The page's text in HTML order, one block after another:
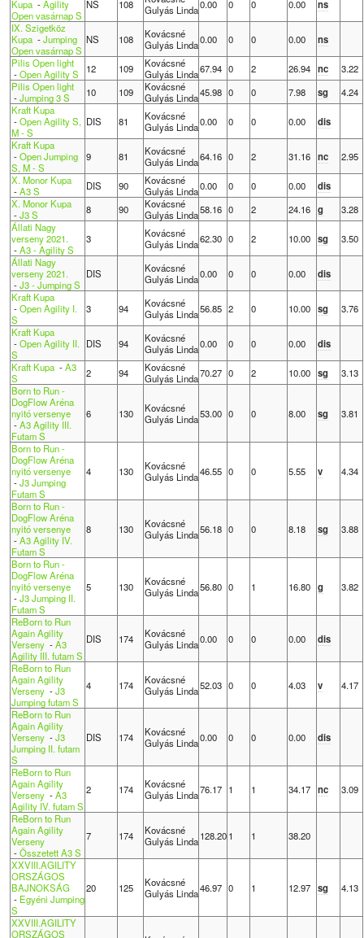
Kupa-Agility
Open vasárnap S
NS 108
Gulyás Linda0.00 0 0 0.00
ns
IX. Szigetköz
Kupa-Jumping
Open vasárnap S
NS 108
Kovácsné
Gulyás Linda0.00 0 0 0.00
ns
Pilis Open light
-Open Agility S 12 109
Kovácsné
Gulyás Linda67.94 0 2 26.94 nc
3.22
Pilis Open light
-Jumping 3 S 10 109
Kovácsné
Gulyás Linda45.98 0 0 7.98 sg
4.24
Kraft Kupa
-Open Agility S,
M - S
DIS 81
Kovácsné
Gulyás Linda0.00 0 0 0.00
dis
Kraft Kupa
-Open Jumping
S, M - S
9 81
Kovácsné
Gulyás Linda64.16 0 2 31.16 nc
2.95
X. Monor Kupa
-A3 S DIS 90
Kovácsné
Gulyás Linda0.00 0 0 0.00
dis
X. Monor Kupa
-J3 S 8 90
Kovácsné
Gulyás Linda58.16 0 2 24.16 g
3.28
Állati Nagy
verseny 2021.
-A3 - Agility S
3
Kovácsné
Gulyás Linda62.30 0 2 10.00 sg
3.50
Állati Nagy
verseny 2021.
-J3 - Jumping S
DIS
Kovácsné
Gulyás Linda0.00 0 0 0.00
dis
Kraft Kupa
-Open Agility I.
S
3 94
Kovácsné
Gulyás Linda56.85 2 0 10.00 sg
3.76
Kraft Kupa
-Open Agility II.
S
DIS 94
Kovácsné
Gulyás Linda0.00 0 0 0.00
dis
Kraft Kupa-A3
S
2 94
Kovácsné
Gulyás Linda70.27 0 2 10.00 sg
3.13
Born to Run -
DogFlow Aréna
nyitó versenye
-A3 Agility III.
Futam S
6 130
Kovácsné
Gulyás Linda53.00 0 0 8.00 sg 3.81
Born to Run -
DogFlow Aréna
nyitó versenye
-J3 Jumping
Futam S
4 130
Kovácsné
Gulyás Linda46.55 0 0 5.55 v 4.34
Born to Run -
DogFlow Aréna
nyitó versenye
-A3 Agility IV.
Futam S
8 130
Kovácsné
Gulyás Linda56.18 0 0 8.18 sg 3.88
Born to Run -
DogFlow Aréna
nyitó versenye
-J3 Jumping II.
Futam S
5 130
Kovácsné
Gulyás Linda56.80 0 1 16.80 g 3.82
ReBorn to Run
Again Agility
Verseny -A3
Agility III. futam S
DIS 174
Kovácsné
Gulyás Linda0.00 0 0 0.00 dis
ReBorn to Run
Again Agility
Verseny -J3
Jumping futam S
4 174
Kovácsné
Gulyás Linda52.03 0 0 4.03 v 4.17
ReBorn to Run
Again Agility
Verseny -J3
Jumping II. futam
S
DIS 174
Kovácsné
Gulyás Linda0.00 0 0 0.00 dis
ReBorn to Run
Again Agility
Verseny -A3
Agility IV. futam S
2 174
Kovácsné
Gulyás Linda76.17 1 1 34.17 nc 3.09
ReBorn to Run
Again Agility
Verseny
-Összetett A3 S
7 174
Kovácsné
Gulyás Linda 128.20 1 1 38.20
XXVIII.AGILITY
ORSZÁGOS
BAJNOKSÁG
- Egyéni Jumping
S
20 125
Kovácsné
Gulyás Linda46.97 0 1 12.97 sg 4.13
XXVIII.AGILITY
ORSZÁGOS